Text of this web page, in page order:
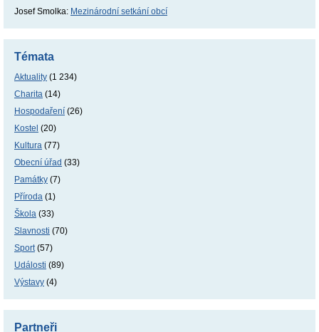
Josef Smolka: Mezinárodní setkání obcí
Témata
Aktuality (1 234)
Charita (14)
Hospodaření (26)
Kostel (20)
Kultura (77)
Obecní úřad (33)
Památky (7)
Příroda (1)
Škola (33)
Slavnosti (70)
Sport(57)
Události (89)
Výstavy (4)
Partneři